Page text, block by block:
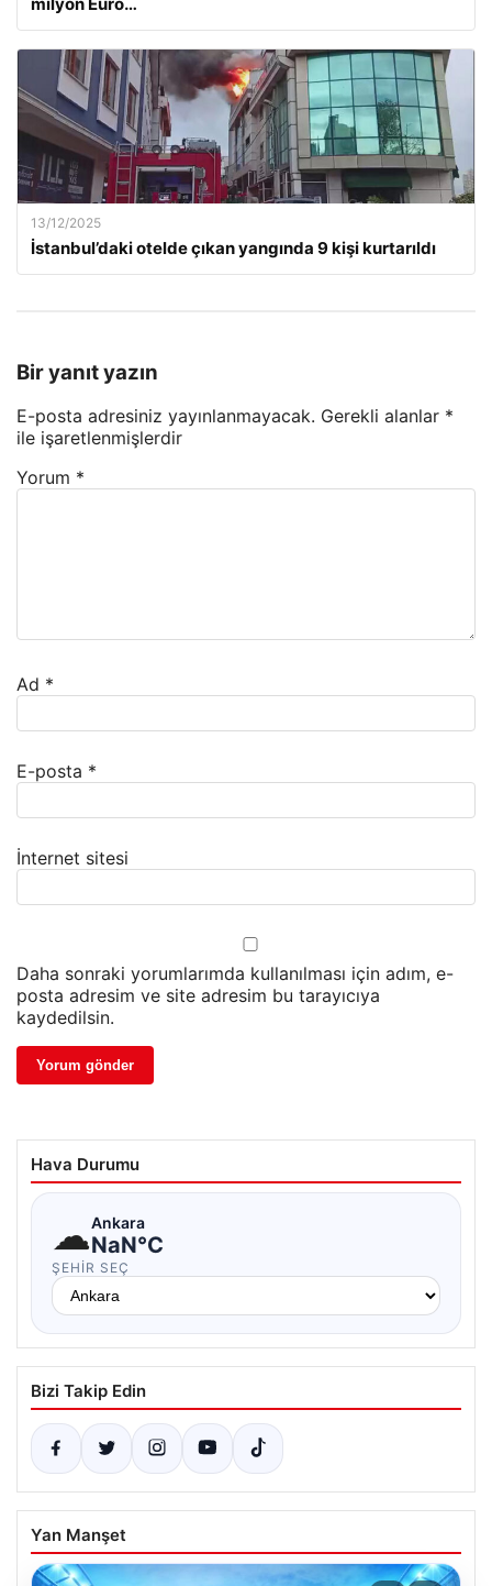
13/12/2025
İstanbul’daki otelde çıkan yangında 9 kişi kurtarıldı
Bir yanıt yazın
E-posta adresiniz yayınlanmayacak. Gerekli alanlar *
ile işaretlenmişlerdir
Yorum *
Ad *
E-posta *
İnternet sitesi
Daha sonraki yorumlarımda kullanılması için adım, e-
posta adresim ve site adresim bu tarayıcıya
kaydedilsin.
Hava Durumu
☁Ankara
NaN°C
ŞEHIR SEÇ
Bizi Takip Edin
Yan Manşet